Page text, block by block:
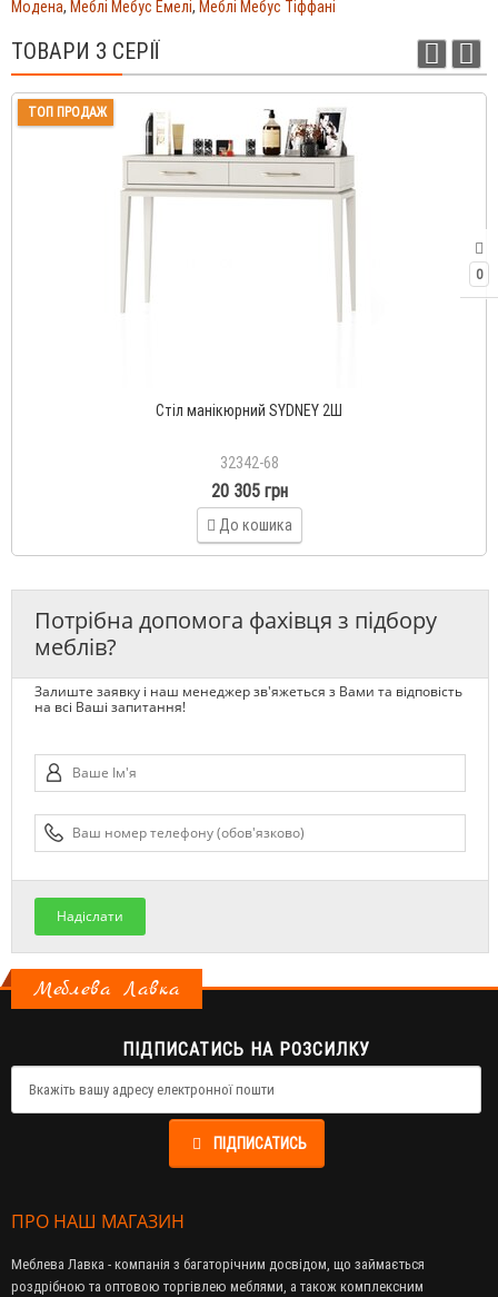
0
Модена, Меблі Мебус Емелі, Меблі Мебус Тіффані
ТОВАРИ З СЕРІЇ
ТОП ПРОДАЖ
Стіл манікюрний SYDNEY 2Ш
32342-68
20 305 грн
До кошика
Потрібна допомога фахівця з підбору
меблів?
Залиште заявку і наш менеджер зв'яжеться з Вами та відповість
на всі Ваші запитання!
Надіслати
Меблева Лавка
ПІДПИСАТИСЬ НА РОЗСИЛКУ
ПІДПИСАТИСЬ
ПРО НАШ МАГАЗИН
Меблева Лавка - компанія з багаторічним досвідом, що займається
роздрібною та оптовою торгівлею меблями, а також комплексним